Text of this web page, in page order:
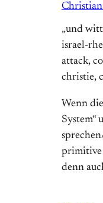
Christian
„und
israel-
attack,
christie,
Wenn
System“
primitive
denn